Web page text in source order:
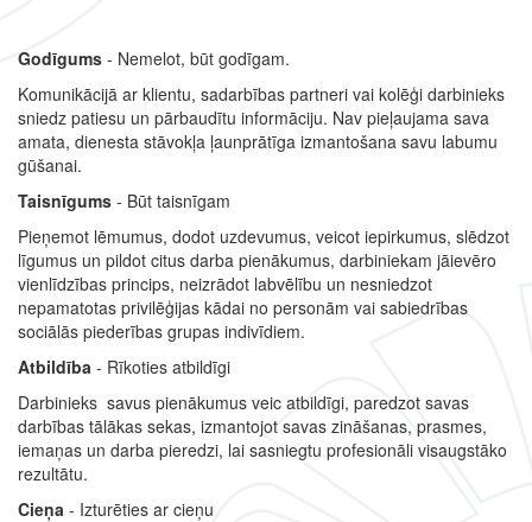
Godīgums - Nemelot, būt godīgam.
Komunikācijā ar klientu, sadarbības partneri vai kolēģi darbinieks
sniedz patiesu un pārbaudītu informāciju. Nav pieļaujama sava
amata, dienesta stāvokļa ļaunprātīga izmantošana savu labumu
gūšanai.
Taisnīgums - Būt taisnīgam
Pieņemot lēmumus, dodot uzdevumus, veicot iepirkumus, slēdzot
līgumus un pildot citus darba pienākumus, darbiniekam jāievēro
vienlīdzības princips, neizrādot labvēlību un nesniedzot
nepamatotas privilēģijas kādai no personām vai sabiedrības
sociālās piederības grupas indivīdiem.
Atbildība - Rīkoties atbildīgi
Darbinieks savus pienākumus veic atbildīgi, paredzot savas
darbības tālākas sekas, izmantojot savas zināšanas, prasmes,
iemaņas un darba pieredzi, lai sasniegtu profesionāli visaugstāko
rezultātu.
Cieņa - Izturēties ar cieņu